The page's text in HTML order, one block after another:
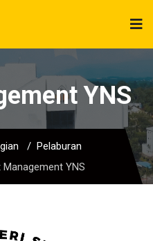
YNS
Pelaburan
Management YNS